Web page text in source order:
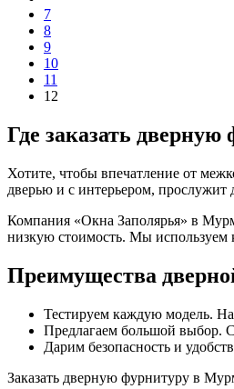
7
8
9
10
11
12
Где заказать
Хотите, чтобы впечатление от
дверью и с интерьером, прослужит
Компания «Окна Заполярья» в
низкую стоимость. Мы используем
Преимущества
Тестируем каждую модель.
Предлагаем большой выбор.
Дарим безопасность и
Заказать дверную фурнитуру в